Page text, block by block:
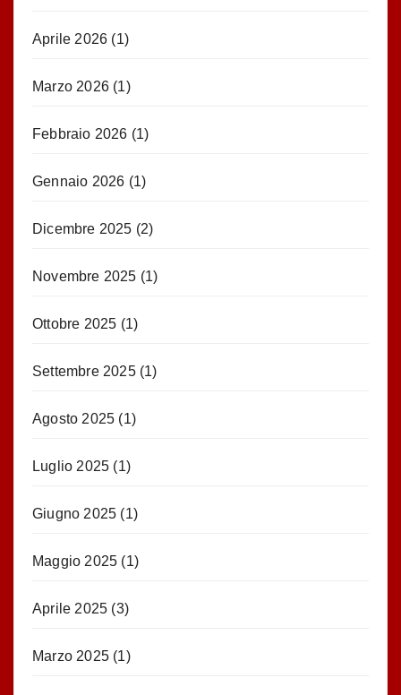
Aprile 2026 (1)
Marzo 2026 (1)
Febbraio 2026 (1)
Gennaio 2026 (1)
Dicembre 2025 (2)
Novembre 2025 (1)
Ottobre 2025 (1)
Settembre 2025(1)
Agosto 2025 (1)
Luglio 2025 (1)
Giugno 2025 (1)
Maggio 2025 (1)
Aprile 2025 (3)
Marzo 2025 (1)